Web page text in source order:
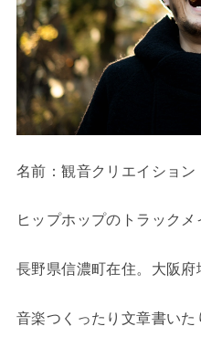
名前：観音クリエイション
ヒップホップのトラックメ
長野県信濃町在住。大阪府
音楽つくったり文章書いた